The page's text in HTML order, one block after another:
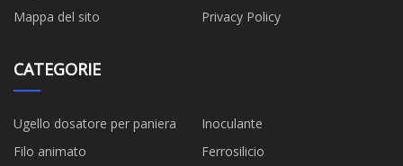
Mappa del sito
Privacy Policy
CATEGORIE
Ugello dosatore per paniera
Inoculante
Filo animato
Ferrosilicio